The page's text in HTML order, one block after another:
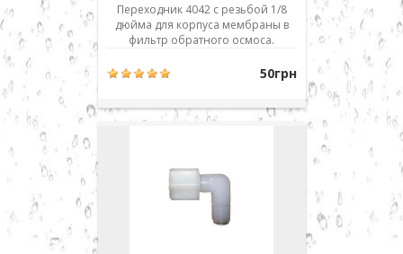
Переходник 4042 с резьбой 1/8
дюйма для корпуса мембраны в
фильтр обратного осмоса.
взаимозаменяемо со всеми
любых производителей: Aquafilter,
50грн